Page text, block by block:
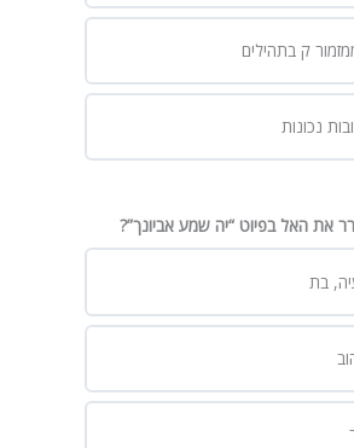
ק בתהילים
נכונות
את האל בפיוט “יה שמע אביונך”?
בת